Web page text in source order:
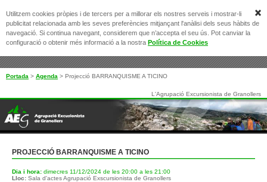
Utilitzem cookies pròpies i de tercers per a millorar els nostres serveis i mostrar-li
publicitat relacionada amb les seves preferències mitjançant l'anàlisi dels seus hàbits de
navegació. Si continua navegant, considerem que n’accepta el seu ús. Pot canviar la
configuració o obtenir més informació a la nostra Política de Cookies
Portada > Agenda > Projecció BARRANQUISME A TICINO
L'Agrupació Excursionista de Granollers
PROJECCIÓ BARRANQUISME A TICINO
Dia i hora: dimecres 11/12/2024 de les 20:00 a les 21:00
Lloc: Sala d'actes Agrupació Exscursionista de Granollers